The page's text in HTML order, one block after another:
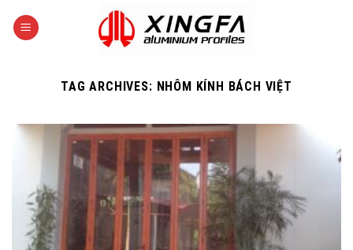
TAG ARCHIVES: NHÔM KÍNH BÁCH VIỆT